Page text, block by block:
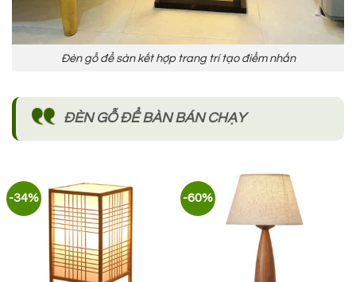
Đèn gỗ để sàn kết hợp trang trí tạo điểm nhấn
ĐÈN GỖ ĐỂ BÀN BÁN CHẠY
-34% -60%